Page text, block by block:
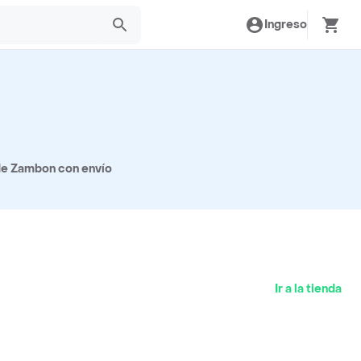
Ingreso
Zambon con envío
Ir a la tienda